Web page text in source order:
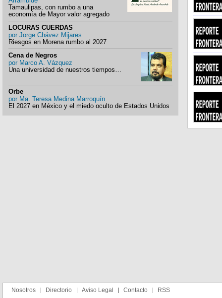
Tamaulipas, con rumbo a una
economía de Mayor valor agregado
LOCURAS CUERDAS
por Jorge Chávez Mijares
Riesgos en Morena rumbo al 2027
Cena de Negros
por Marco A. Vázquez
Una universidad de nuestros tiempos…
Orbe
por Ma. Teresa Medina Marroquín
El 2027 en México y el miedo oculto de Estados Unidos
Nosotros Directorio Aviso Legal Contacto RSS